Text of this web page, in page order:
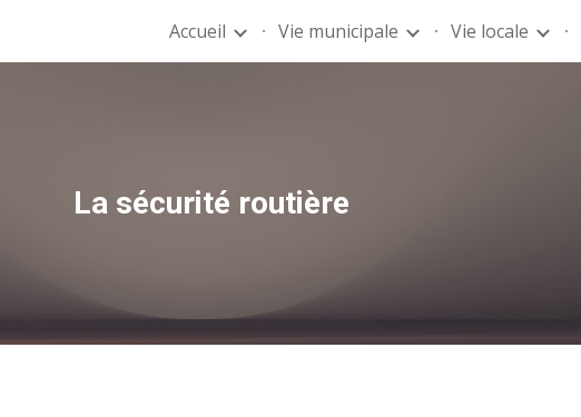
content Skip to navigation
Accueil Vie municipale Vie locale
La sécurité routière